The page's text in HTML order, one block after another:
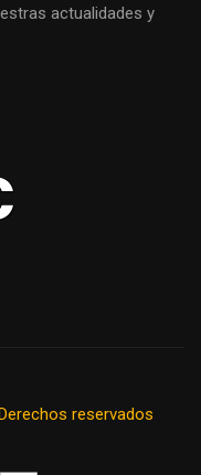
actualidades y
reservados